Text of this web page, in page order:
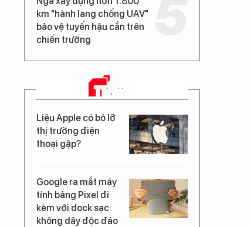
km "hành lang chống UAV"
bảo vệ tuyến hậu cần trên
chiến trường
TIN MỚI
Liệu Apple có bỏ lỡ
thị trường điện
thoại gập?
Google ra mắt máy
tính bảng Pixel đi
kèm với dock sạc
không dây độc đáo